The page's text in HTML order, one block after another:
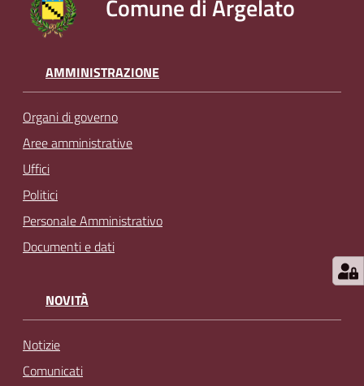
Comune di Argelato
AMMINISTRAZIONE
Organi di governo
Aree amministrative
Uffici
Politici
Personale Amministrativo
Documenti e dati
NOVITÀ
Notizie
Comunicati